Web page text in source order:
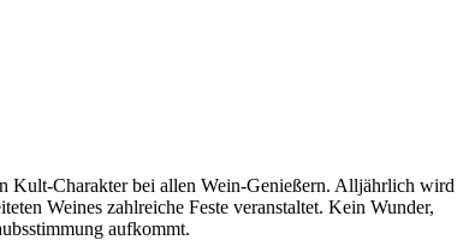
Kult-Charakter bei allen Wein-Genießern. Alljährlich wird
Weines zahlreiche Feste veranstaltet. Kein Wunder,
aufkommt.